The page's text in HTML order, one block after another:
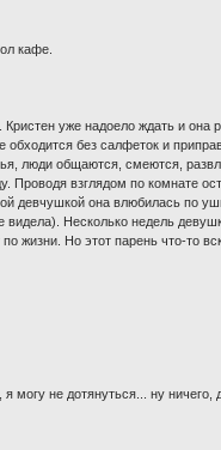
кафе.
уже надоело ждать и
без салфеток и
люди общаются, смеются,
Проводя взглядом по комнате
девчушкой она влюбилась по
Несколько недель
жизни. Но этот парень что-то
не дотянуться... ну ничего,